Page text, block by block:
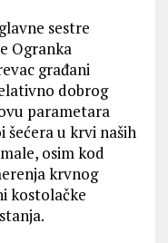
sestre
Ogranka
građani
dobrog
parametara
šećera u krvi naših
osim kod
krvnog
kostolačke